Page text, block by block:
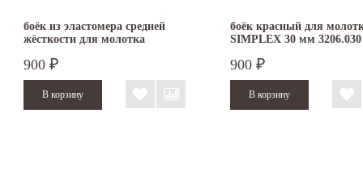
боёк из эластомера средней
жёсткости для молотка
900 ₽
боёк красный для
SIMPLEX 30 мм 3206.030
900 ₽